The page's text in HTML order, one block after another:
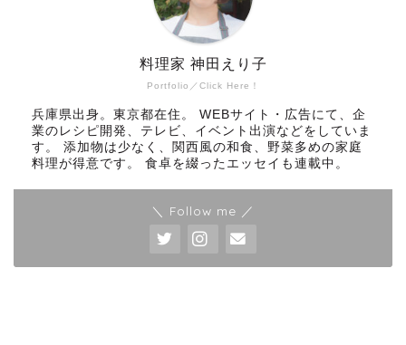
Portfolio／Click Here！
料理家 神田えり子
兵庫県出身。東京都在住。 WEBサイト・広告にて、企
業のレシピ開発、テレビ、イベント出演などをしていま
す。 添加物は少なく、関西風の和食、野菜多めの家庭
料理が得意です。 食卓を綴ったエッセイも連載中。
＼ Follow me ／